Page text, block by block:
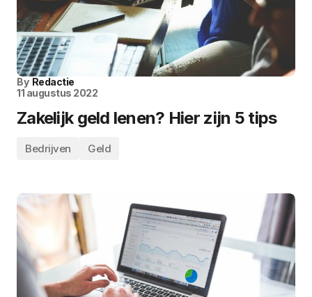
By Redactie
11 augustus 2022
Zakelijk geld lenen? Hier zijn 5 tips
Bedrijven Geld